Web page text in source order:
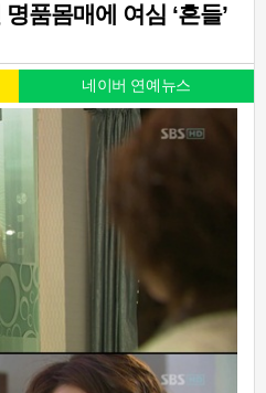
품몸매에 여심 ‘흔들’
네이버 연예뉴스